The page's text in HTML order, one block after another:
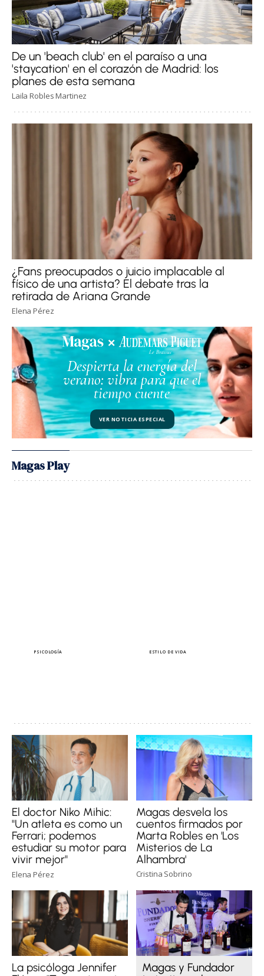
De un 'beach club' en el paraíso a una
'staycation' en el corazón de Madrid: los
planes de esta semana
Laila Robles Martinez
¿Fans preocupados o juicio implacable al
físico de una artista? El debate tras la
retirada de Ariana Grande
Elena Pérez
VER NOTICIA ESPECIAL
Despierta la energía del
verano: vibra para que el
tiempo cuente
Magas Play
PSICOLOGÍA ESTILO DE VIDA
El doctor Niko Mihic:
"Un atleta es como un
Ferrari; podemos
estudiar su motor para
vivir mejor"
Elena Pérez
Magas desvela los
cuentos firmados por
Marta Robles en 'Los
Misterios de La
Alhambra'
Cristina Sobrino
La psicóloga Jennifer
Magas y Fundador